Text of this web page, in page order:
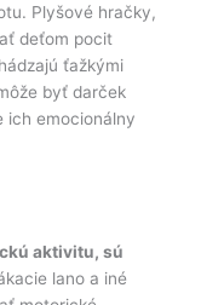
Plyšové hračky,
deťom pocit
ťažkými
byť darček
ich emocionálny
aktivitu, sú
lano a iné